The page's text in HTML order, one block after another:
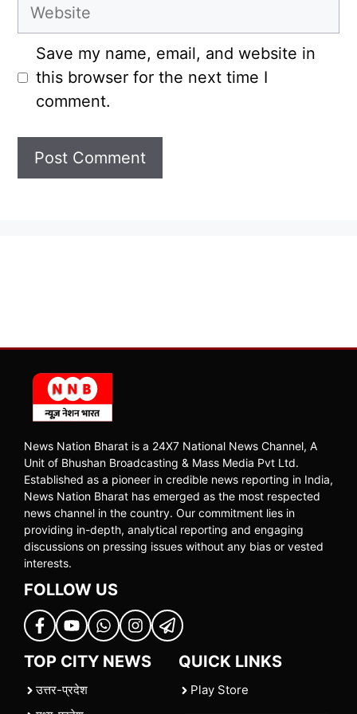
Save my name, email, and website in
this browser for the next time I
comment.
News Nation Bharat is a 24X7 National News Channel, A
Unit of Bhushan Broadcasting & Mass Media Pvt Ltd.
Established as a pioneer in credible news reporting in India,
News Nation Bharat has emerged as the most respected
news channel in the country. Our commitment lies in
providing in-depth, analytical reporting and engaging
discussions on pressing issues without any bias or vested
interests.
FOLLOW US
TOP CITY NEWS
उत्तर-प्रदेश
QUICK LINKS
Play Store